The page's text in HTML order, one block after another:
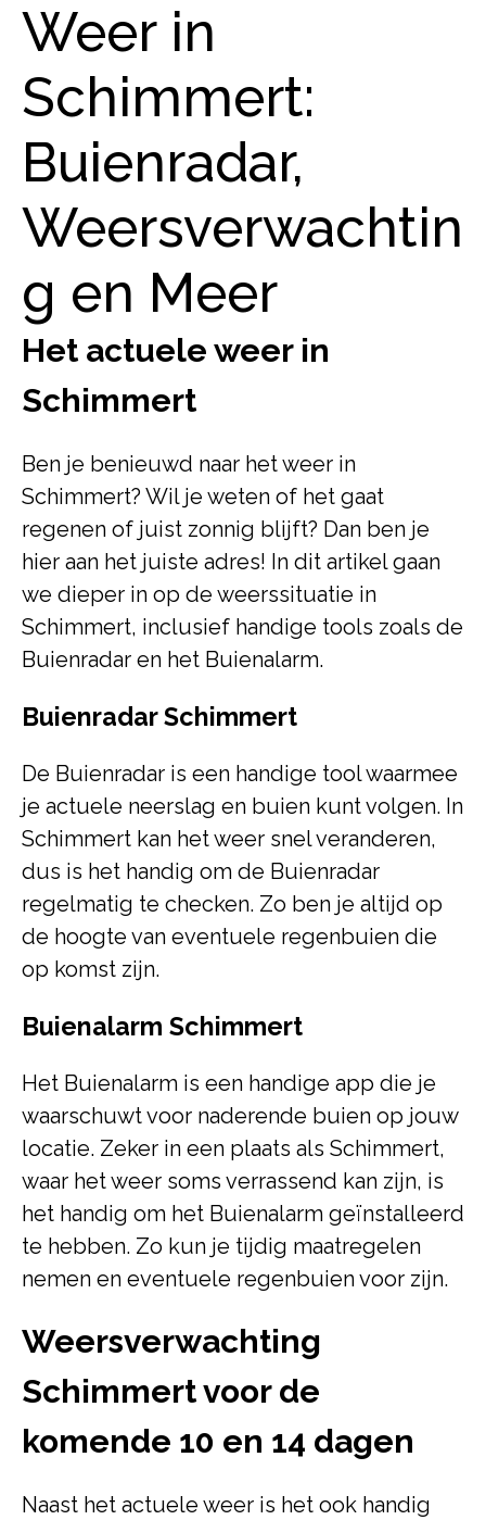
Weer in
Schimmert:
Buienradar,
Weersverwachtin
g en Meer
Het actuele weer in
Schimmert
Ben je benieuwd naar het weer in
Schimmert? Wil je weten of het gaat
regenen of juist zonnig blijft? Dan ben je
hier aan het juiste adres! In dit artikel gaan
we dieper in op de weerssituatie in
Schimmert, inclusief handige tools zoals de
Buienradar en het Buienalarm.
Buienradar Schimmert
De Buienradar is een handige tool waarmee
je actuele neerslag en buien kunt volgen. In
Schimmert kan het weer snel veranderen,
dus is het handig om de Buienradar
regelmatig te checken. Zo ben je altijd op
de hoogte van eventuele regenbuien die
op komst zijn.
Buienalarm Schimmert
Het Buienalarm is een handige app die je
waarschuwt voor naderende buien op jouw
locatie. Zeker in een plaats als Schimmert,
waar het weer soms verrassend kan zijn, is
het handig om het Buienalarm geïnstalleerd
te hebben. Zo kun je tijdig maatregelen
nemen en eventuele regenbuien voor zijn.
Weersverwachting
Schimmert voor de
komende 10 en 14 dagen
Naast het actuele weer is het ook handig